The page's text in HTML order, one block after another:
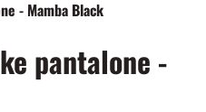
- Mamba Black
pantalone -